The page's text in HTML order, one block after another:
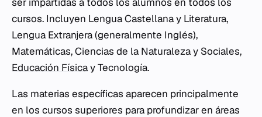
cursos. Incluyen Lengua Castellana y Literatura,
Lengua Extranjera (generalmente Inglés),
Matemáticas, Ciencias de la Naturaleza y Sociales,
Educación Físicay Tecnología.
Las materias específicas aparecen principalmente
en los cursos superiores para profundizar en áreas